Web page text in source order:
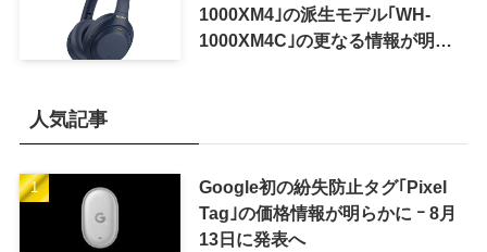
1000XM4｣の派生モデル｢WH-
1000XM4C｣の更なる情報が明ら
人気記事
Google初の紛失防止タグ｢Pixel
Tag｣の価格情報が明らかに ｰ 8月
13日に発表へ